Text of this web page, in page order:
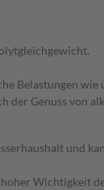
Belastungen wie
Genuss von
und
hoher